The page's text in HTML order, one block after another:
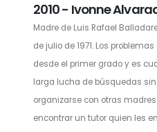
2010 - Ivonne
Madre de Luis Rafael
de julio de 1971. Los
desde el primer grado y es
larga lucha de búsquedas
organizarse con otras
encontrar un tutor quien les